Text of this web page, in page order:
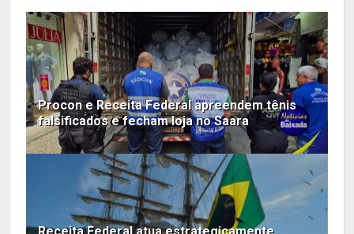
Procon e Receita Federal apreendem tênis
falsificados e fecham loja no Saara